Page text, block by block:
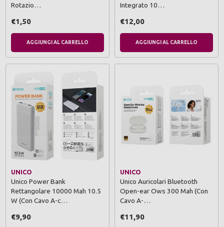
Rotazio…
€1,50
AGGIUNGI AL CARRELLO
Integrato 10…
€12,00
AGGIUNGI AL CARRELLO
UNICO
Unico Power Bank
Rettangolare 10000 Mah 10.5
W (Con Cavo A-c…
€9,90
UNICO
Unico Auricolari Bluetooth
Open-ear Ows 300 Mah (Con
Cavo A-…
€11,90